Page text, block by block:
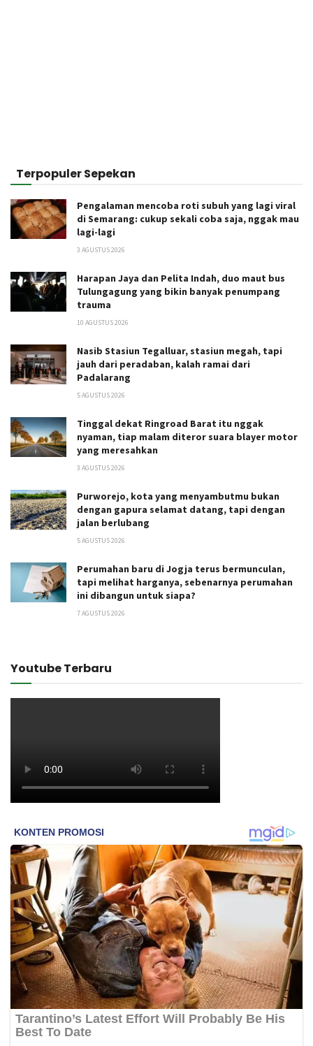
Terpopuler Sepekan
Pengalaman mencoba roti subuh yang lagi viral
di Semarang: cukup sekali coba saja, nggak mau
lagi-lagi
3 AGUSTUS 2026
Harapan Jaya dan Pelita Indah, duo maut bus
Tulungagung yang bikin banyak penumpang
trauma
10 AGUSTUS 2026
Nasib Stasiun Tegalluar, stasiun megah, tapi
jauh dari peradaban, kalah ramai dari
Padalarang
5 AGUSTUS 2026
Tinggal dekat Ringroad Barat itu nggak
nyaman, tiap malam diteror suara blayer motor
yang meresahkan
3 AGUSTUS 2026
Purworejo, kota yang menyambutmu bukan
dengan gapura selamat datang, tapi dengan
jalan berlubang
5 AGUSTUS 2026
Perumahan baru di Jogja terus bermunculan,
tapi melihat harganya, sebenarnya perumahan
ini dibangun untuk siapa?
7 AGUSTUS 2026
Youtube Terbaru